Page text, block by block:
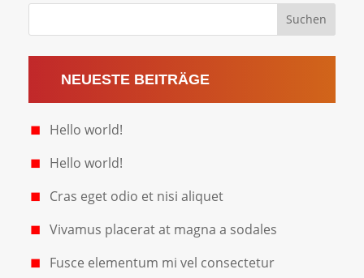
NEUESTE BEITRÄGE
Hello world!
Hello world!
Cras eget odio et nisi aliquet
Vivamus placerat at magna a sodales
Fusce elementum mi vel consectetur